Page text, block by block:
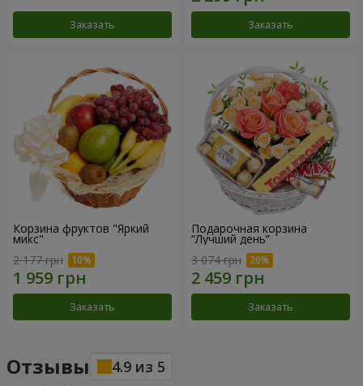
Заказать Заказать
Корзина фруктов "Яркий
микс"
2 177 грн
Заказать
Подарочная корзина
“Лучший день”
3 074 грн
Заказать
Отзывы 4.9 из 5